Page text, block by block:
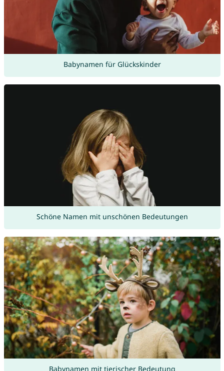
Babynamen für Glückskinder
Schöne Namen mit unschönen Bedeutungen
Babynamen mit tierischer Bedeutung